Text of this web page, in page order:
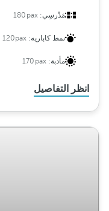
مَدْرسِي:180pax
نمط كاباريه: 120pax
مأدبة:170pax
انظر التفاصيل